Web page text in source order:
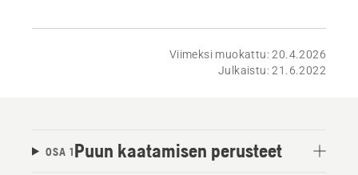
Viimeksi muokattu: 20.4.2026
Julkaistu: 21.6.2022
OSA 1Puun kaatamisen perusteet